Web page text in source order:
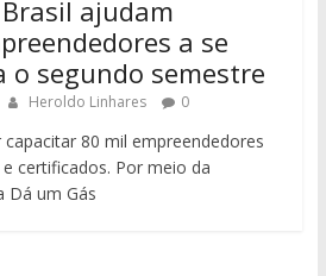
ajudam
a se
o segundo semestre
Heroldo Linhares 0
80 mil empreendedores
certificados. Por meio da
Dá um Gás